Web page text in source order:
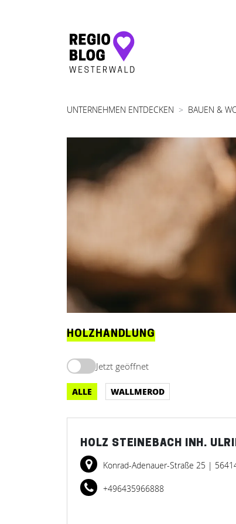
Hauptnavigation
UNTERNEHMEN ENTDECKEN BAUEN &
HOLZHANDLUNG
Jetzt geöffnet
ALLE WALLMEROD
HOLZ STEINEBACH INH.
Konrad-Adenauer-Straße 25 |
+496435966888